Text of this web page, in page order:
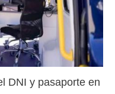
DNI y pasaporte en